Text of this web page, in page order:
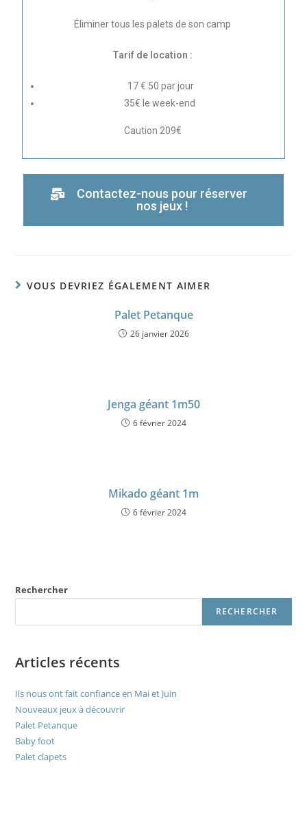
Éliminer tous les palets de son camp
Tarif de location :
17 € 50 par jour
35€ le week-end
Caution 209€
Contactez-nous pour réserver
nos jeux !
VOUS DEVRIEZ ÉGALEMENT AIMER
Palet Petanque
26 janvier 2026
Jenga géant 1m50
6 février 2024
Mikado géant 1m
6 février 2024
Rechercher
RECHERCHER
Articles récents
Ils nous ont fait confiance en Mai et Juin
Nouveaux jeux à découvrir
Palet Petanque
Baby foot
Palet clapets